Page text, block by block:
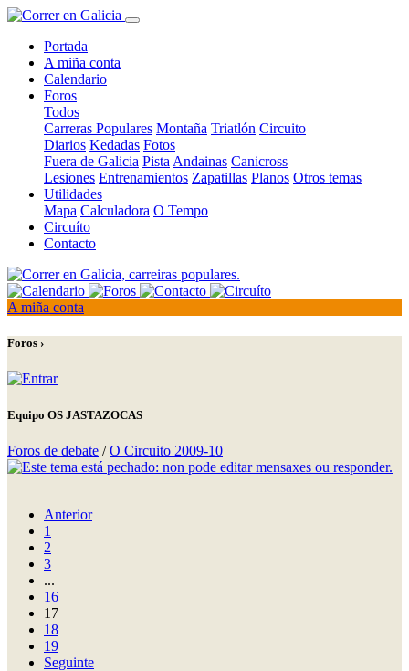
Portada
A miña conta
Calendario
Foros
Todos
Carreras Populares Montaña Triatlón Circuito
Diarios Kedadas Fotos
Fuera de Galicia Pista Andainas Canicross
Lesiones Entrenamientos Zapatillas Planos Otros temas
Utilidades
Mapa Calculadora O Tempo
Circuíto
Contacto
A miña conta
Foros ›
Equipo OS JASTAZOCAS
Foros de debate /O Circuito 2009-10
Anterior
1
2
3
...
16
17
18
19
Seguinte